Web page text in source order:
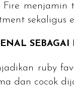
Fire menjamin
sekaligus
SEBAGAI
ruby
dan cocok